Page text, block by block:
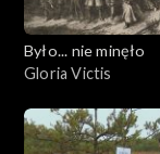
Było... nie minęło
Gloria Victis